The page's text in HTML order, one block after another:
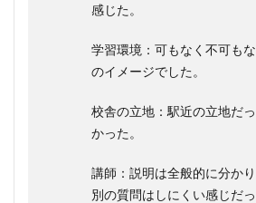
感じた。
学習環境：可もなく不可も
のイメージでした。
校舎の立地：駅近の立地だ
かった。
講師：説明は全般的に分か
別の質問はしにくい感じだっ